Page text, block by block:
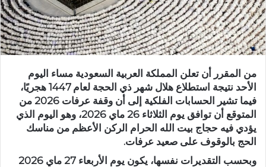
من المقرر أن تعلن المملكة العربية السعودية مساء اليوم
الأحد نتيجة استطلاع هلال شهر ذي الحجة لعام 1447 هجريًا،
فيما تشير الحسابات الفلكية إلى أن وقفة عرفات 2026 من
المتوقع أن توافق يوم الثلاثاء 26 ماي 2026، وهو اليوم الذي
يؤدي فيه حجاج بيت الله الحرام الركن الأعظم من مناسك
الحج بالوقوف على صعيد عرفات.
وبحسب التقديرات نفسها، يكون يوم الأربعاء 27 ماي 2026